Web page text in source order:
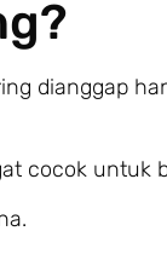
dianggap
cocok untuk